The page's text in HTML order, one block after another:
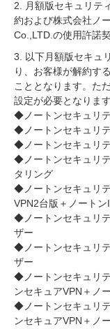
2. 月額版セキュリテ
約および株式会社ノ
Co.,LTD.の使用許諾
3. 以下月額版セキュ
り、お客様が解約す
こととなります。た
設定が必要となりま
◆ノートンセキュリ
◆ノートンセキュリ
◆ノートンセキュリ
◆ノートンセキュリ
タリング
◆ノートンセキュリ
VPN2台版＋ノート
◆ノートンセキュリ
ザー
◆ノートンセキュリ
ザー
◆ノートンセキュリ
ンセキュアVPN＋ノ
◆ノートンセキュリ
ンセキュアVPN＋ノ